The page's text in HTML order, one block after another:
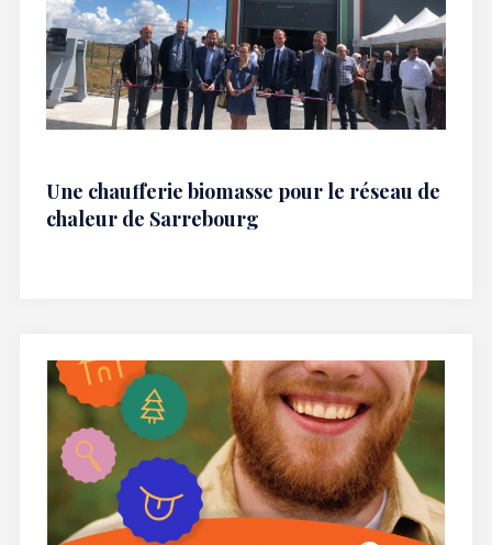
Une chaufferie biomasse pour le réseau de
chaleur de Sarrebourg